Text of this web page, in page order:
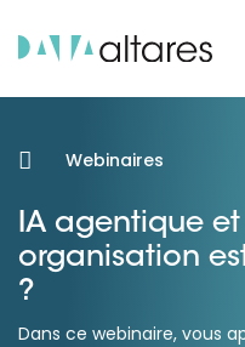
Webinaires
IA agentique
organisation
?
Dans ce webinaire, vous